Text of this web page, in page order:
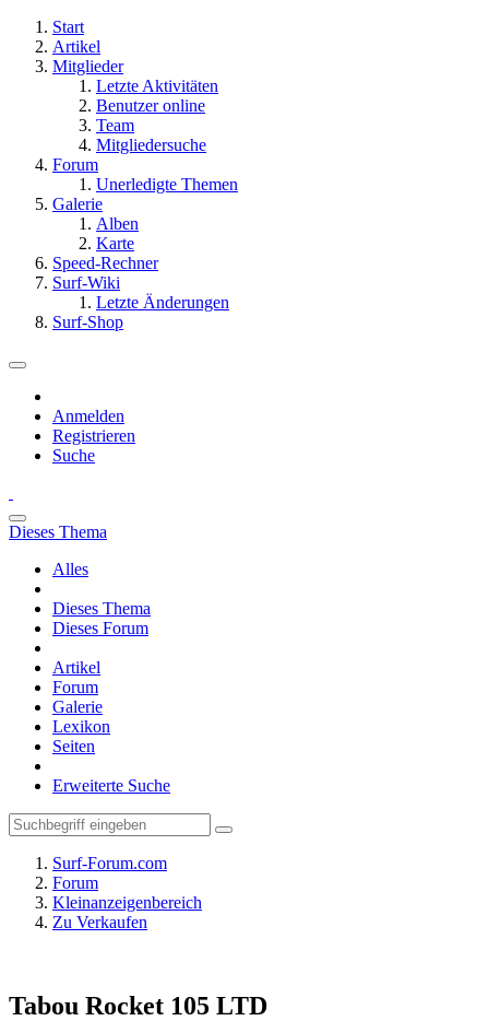
Start
Artikel
Mitglieder
Letzte Aktivitäten
Benutzer online
Team
Mitgliedersuche
Forum
Unerledigte Themen
Galerie
Alben
Karte
Speed-Rechner
Surf-Wiki
Letzte Änderungen
Surf-Shop
Anmelden
Registrieren
Suche
Dieses Thema
Alles
Dieses Thema
Dieses Forum
Artikel
Forum
Galerie
Lexikon
Seiten
Erweiterte Suche
Surf-Forum.com
Forum
Kleinanzeigenbereich
Zu Verkaufen
Tabou Rocket 105 LTD